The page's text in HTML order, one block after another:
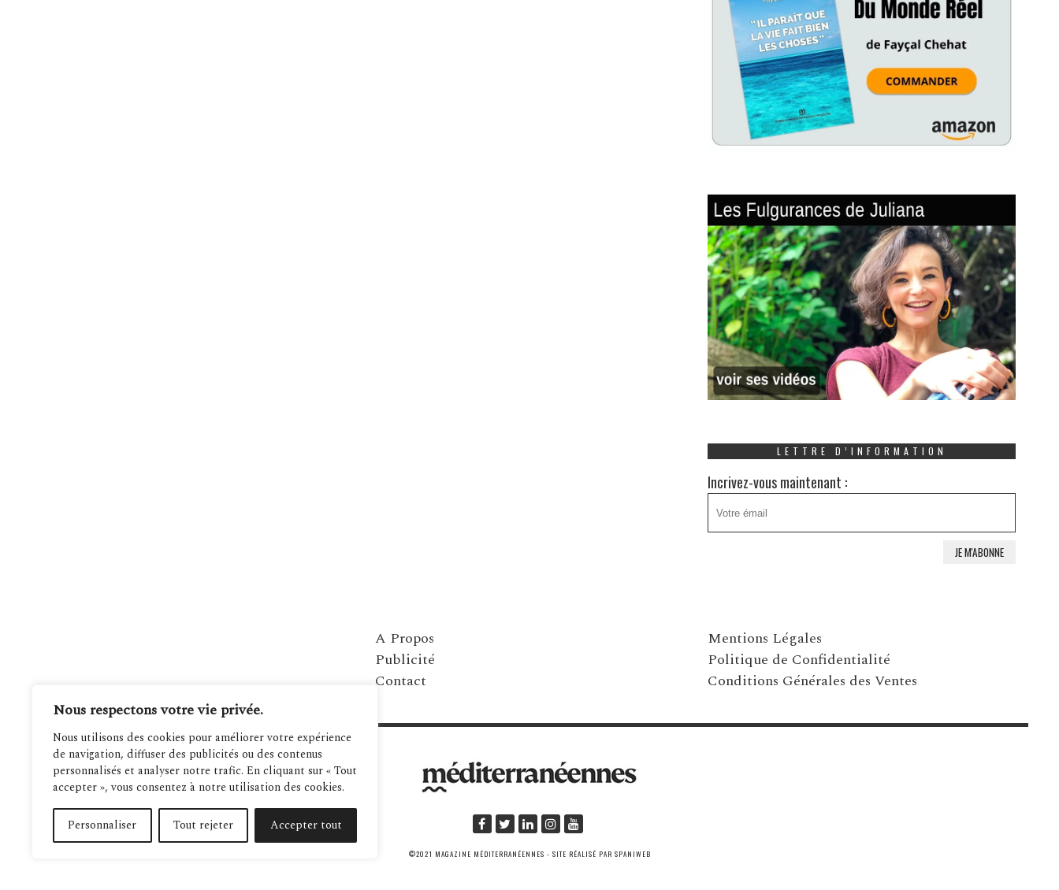
Nous respectons votre vie privée.
Nous utilisons des cookies pour améliorer votre expérience
de navigation, diffuser des publicités ou des contenus
personnalisés et analyser notre trafic. En cliquant sur « Tout
accepter », vous consentez à notre utilisation des cookies.
Personnaliser Tout rejeter Accepter tout
LETTRE D’INFORMATION
Incrivez-vous maintenant :
A Propos
Publicité
Contact
Mentions Légales
Politique de Confidentialité
Conditions Générales des Ventes
©2021 MAGAZINE MÉDITERRANÉENNES - SITE RÉALISÉ PAR SPANIWEB